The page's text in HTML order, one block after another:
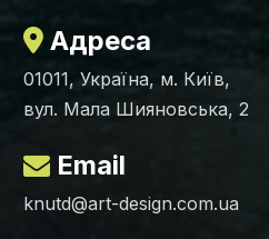
Адреса
01011, Україна, м. Київ,
вул. Мала Шияновська, 2
Email
knutd@art-design.com.ua